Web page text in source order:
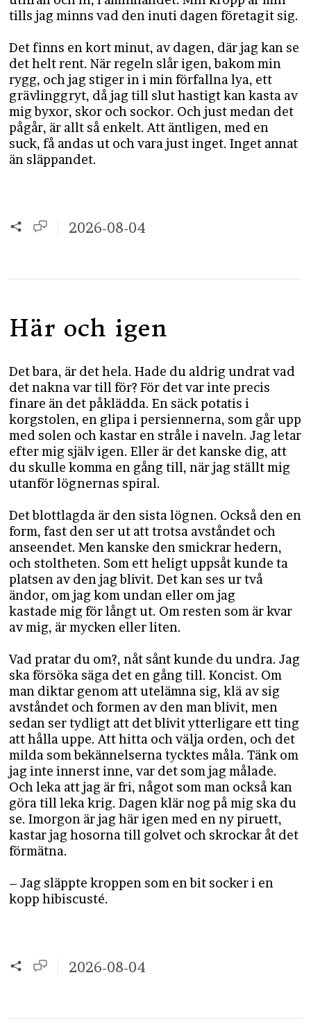
tills jag minns vad den inuti dagen företagit sig.
Det finns en kort minut, av dagen, där jag kan se
det helt rent. När regeln slår igen, bakom min
rygg, och jag stiger in i min förfallna lya, ett
grävlinggryt, då jag till slut hastigt kan kasta av
mig byxor, skor och sockor. Och just medan det
pågår, är allt så enkelt. Att äntligen, med en
suck, få andas ut och vara just inget. Inget annat
än släppandet.
2026-08-04
Här och igen
Det bara, är det hela. Hade du aldrig undrat vad
det nakna var till för? För det var inte precis
finare än det påklädda. En säck potatis i
korgstolen, en glipa i persiennerna, som går upp
med solen och kastar en stråle i naveln. Jag letar
efter mig själv igen. Eller är det kanske dig, att
du skulle komma en gång till, när jag ställt mig
utanför lögnernas spiral.
Det blottlagda är den sista lögnen. Också den en
form, fast den ser ut att trotsa avståndet och
anseendet. Men kanske den smickrar hedern,
och stoltheten. Som ett heligt uppsåt kunde ta
platsen av den jag blivit. Det kan ses ur två
ändor, om jag kom undan eller om jag
kastade mig för långt ut. Om resten som är kvar
av mig, är mycken eller liten.
Vad pratar du om?, nåt sånt kunde du undra. Jag
ska försöka säga det en gång till. Koncist. Om
man diktar genom att utelämna sig, klä av sig
avståndet och formen av den man blivit, men
sedan ser tydligt att det blivit ytterligare ett ting
att hålla uppe. Att hitta och välja orden, och det
milda som bekännelserna tycktes måla. Tänk om
jag inte innerst inne, var det som jag målade.
Och leka att jag är fri, något som man också kan
göra till leka krig. Dagen klär nog på mig ska du
se. Imorgon är jag här igen med en ny piruett,
kastar jag hosorna till golvet och skrockar åt det
förmätna.
– Jag släppte kroppen som en bit socker i en
kopp hibiscusté.
2026-08-04